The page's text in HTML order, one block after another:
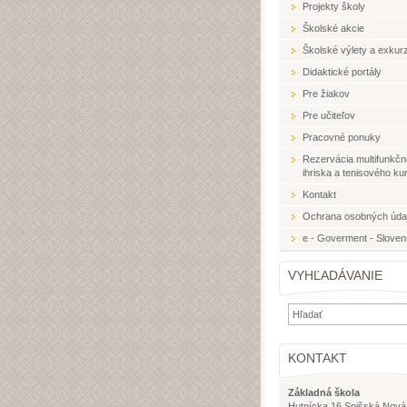
Projekty školy
Školské akcie
Školské výlety a
Didaktické portály
Pre žiakov
Pre učiteľov
Pracovné ponuky
Rezervácia
ihriska a tenisového
Kontakt
Ochrana osobných
e - Goverment -
VYHĽADÁVANIE
KONTAKT
Základná škola